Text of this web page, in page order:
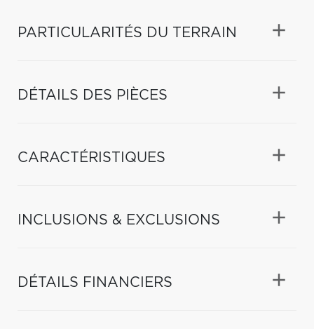
PARTICULARITÉS DU TERRAIN
DÉTAILS DES PIÈCES
CARACTÉRISTIQUES
INCLUSIONS & EXCLUSIONS
DÉTAILS FINANCIERS